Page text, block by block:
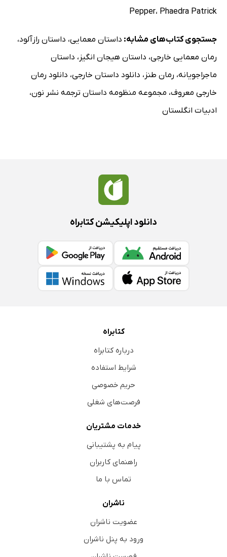
Pepper، Phaedra Patrick
جستجوی کتاب‌های مشابه: داستان معمایی، داستان رازآلود،
رمان معمایی خارجی، داستان هیجان انگیز ، داستان
ماجراجویانه، رمان طنز ، دانلود داستان خارجی، دانلود رمان
خارجی معروف، مجموعه منظومه داستان ترجمه نشر نون،
ادبیات انگلستان
دانلود اپلیکیشن کتابراه
کتابراه
درباره کتابراه
شرایط استفاده
حریم خصوصی
فرصت‌های شغلی
خدمات مشتریان
پیام به پشتیبانی
راهنمای کاربران
تماس با ما
ناشران
عضویت ناشران
ورود به پنل ناشران